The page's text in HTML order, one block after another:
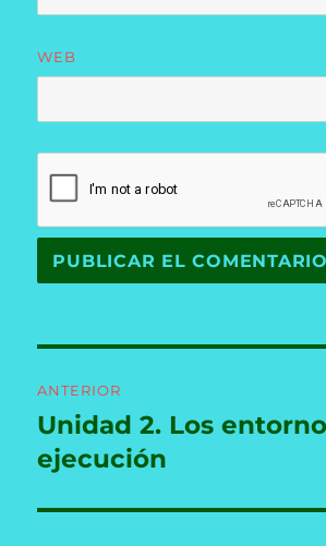
WEB
de
entradas
ANTERIOR
Entrada
anterior:
Unidad 2. Los
ejecución